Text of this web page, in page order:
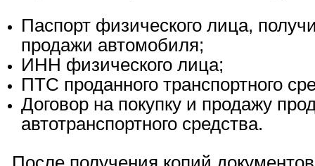
Паспорт физического лица,
продажи автомобиля;
ИНН физического лица;
ПТС проданного транспортного
Договор на покупку и продажу
автотранспортного средства.